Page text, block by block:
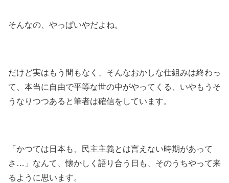
そんなの、やっぱいやだよね。
だけど実はもう間もなく、そんなおかしな仕組みは終わっ
て、本当に自由で平等な世の中がやってくる、いやもうそ
うなりつつあると筆者は確信をしています。
「かつては日本も、民主主義とは言えない時期があって
さ…」なんて、懐かしく語り合う日も、そのうちやって来
るように思います。